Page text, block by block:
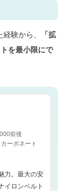
験から、
「拡
を最小限にで
前後
ーボネート
力。最大の安
イロンベルト